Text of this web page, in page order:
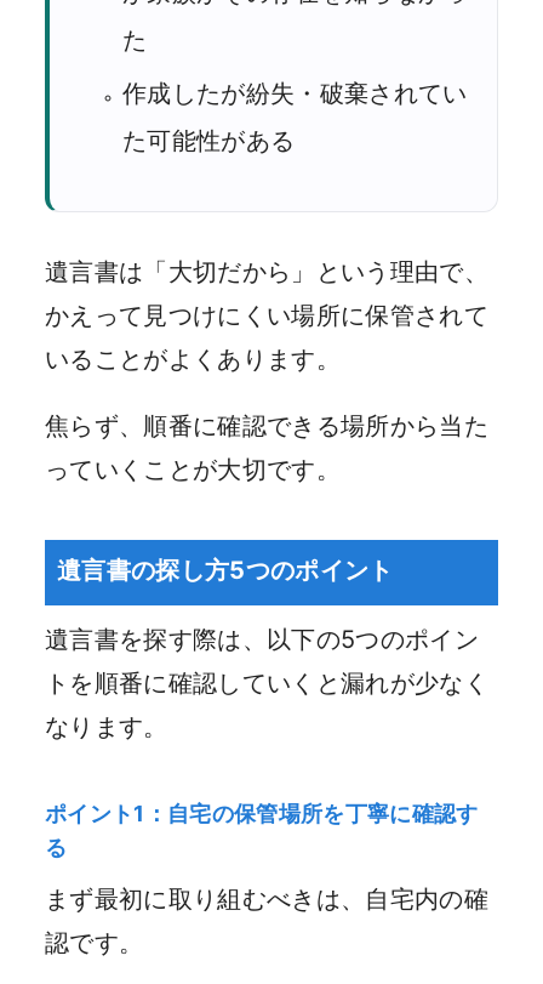
た
作成したが紛失・破棄されてい
た可能性がある
遺言書は「大切だから」という理由で、
かえって見つけにくい場所に保管されて
いることがよくあります。
焦らず、順番に確認できる場所から当た
っていくことが大切です。
遺言書の探し方5つのポイント
遺言書を探す際は、以下の5つのポイン
トを順番に確認していくと漏れが少なく
なります。
ポイント1：自宅の保管場所を丁寧に確認す
る
まず最初に取り組むべきは、自宅内の確
認です。